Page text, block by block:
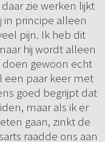
zie werken lijkt
in principe alleen
pijn. Ik heb dit
hij wordt alleen
doen gewoon echt
een paar keer met
goed begrijpt dat
maar als ik er
gaan, zinkt de
raadde ons aan